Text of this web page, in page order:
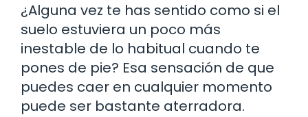
¿Alguna vez te has sentido como si el
suelo estuviera un poco más
inestable de lo habitual cuando te
pones de pie? Esa sensación de que
puedes caer en cualquier momento
puede ser bastante aterradora.